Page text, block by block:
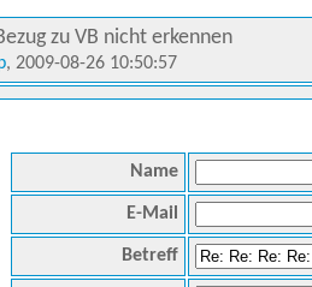
zu VB nicht erkennen
, 2009-08-26 10:50:57
Name
E-Mail
Betreff